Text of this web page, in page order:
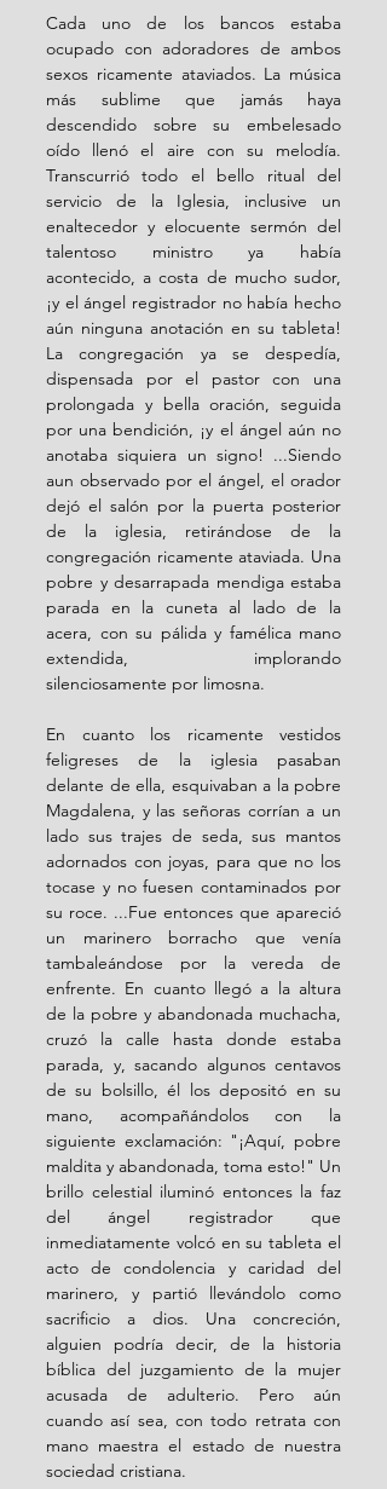
Cada uno de los bancos estaba
ocupado con adoradores de ambos
sexos ricamente ataviados. La música
más sublime que jamás haya
descendido sobre su embelesado
oído llenó el aire con su melodía.
Transcurrió todo el bello ritual del
servicio de la Iglesia, inclusive un
enaltecedor y elocuente sermón del
talentoso ministro ya había
acontecido, a costa de mucho sudor,
¡y el ángel registrador no había hecho
aún ninguna anotación en su tableta!
La congregación ya se despedía,
dispensada por el pastor con una
prolongada y bella oración, seguida
por una bendición, ¡y el ángel aún no
anotaba siquiera un signo! ...Siendo
aun observado por el ángel, el orador
dejó el salón por la puerta posterior
de la iglesia, retirándose de la
congregación ricamente ataviada. Una
pobre y desarrapada mendiga estaba
parada en la cuneta al lado de la
acera, con su pálida y famélica mano
extendida, implorando
silenciosamente por limosna.
En cuanto los ricamente vestidos
feligreses de la iglesia pasaban
delante de ella, esquivaban a la pobre
Magdalena, y las señoras corrían a un
lado sus trajes de seda, sus mantos
adornados con joyas, para que no los
tocase y no fuesen contaminados por
su roce. ...Fue entonces que apareció
un marinero borracho que venía
tambaleándose por la vereda de
enfrente. En cuanto llegó a la altura
de la pobre y abandonada muchacha,
cruzó la calle hasta donde estaba
parada, y, sacando algunos centavos
de su bolsillo, él los depositó en su
mano, acompañándolos con la
siguiente exclamación: "¡Aquí, pobre
maldita y abandonada, toma esto!" Un
brillo celestial iluminó entonces la faz
del ángel registrador que
inmediatamente volcó en su tableta el
acto de condolencia y caridad del
marinero, y partió llevándolo como
sacrificio a dios. Una concreción,
alguien podría decir, de la historia
bíblica del juzgamiento de la mujer
acusada de adulterio. Pero aún
cuando así sea, con todo retrata con
mano maestra el estado de nuestra
sociedad cristiana.